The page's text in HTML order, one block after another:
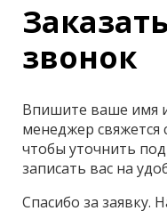
Заказать
звонок
Впишите ваше имя
менеджер свяжется
чтобы уточнить
записать вас на
Спасибо за заявку.